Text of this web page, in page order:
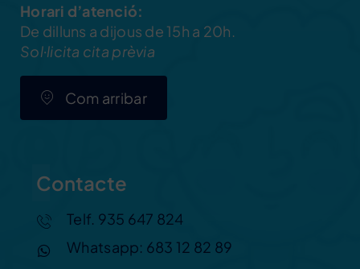
Horari d’atenció:
De dilluns a dijous de 15h a 20h.
Sol·licita cita prèvia
Com arribar
Contacte
Telf. 935 647 824
Whatsapp: 683 12 82 89